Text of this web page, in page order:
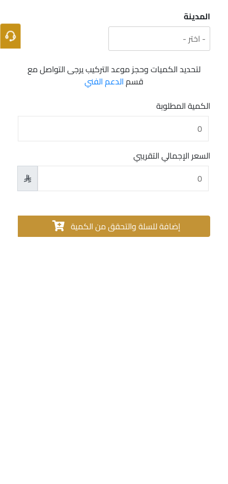
المدينة
لتحديد الكميات وحجز موعد التركيب يرجى التواصل مع
قسمالدعم الفني
الكمية المطلوبة
السعر الإجمالي التقريبي

إضافة للسلة والتحقق من الكمية